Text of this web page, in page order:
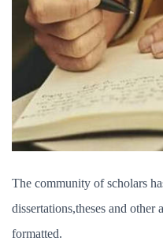
The community of scholars
dissertations,theses and other
formatted.